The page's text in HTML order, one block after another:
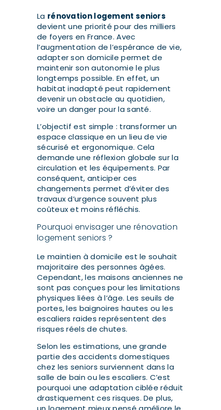
La rénovation logement seniors
devient une priorité pour des milliers
de foyers en France. Avec
l’augmentation de l’espérance de vie,
adapter son domicile permet de
maintenir son autonomie le plus
longtemps possible. En effet, un
habitat inadapté peut rapidement
devenir un obstacle au quotidien,
voire un danger pour la santé.
L’objectif est simple : transformer un
espace classique en un lieu de vie
sécurisé et ergonomique. Cela
demande une réflexion globale sur la
circulation et les équipements. Par
conséquent, anticiper ces
changements permet d’éviter des
travaux d’urgence souvent plus
coûteux et moins réfléchis.
Pourquoi envisager une rénovation
logement seniors ?
Le maintien à domicile est le souhait
majoritaire des personnes âgées.
Cependant, les maisons anciennes ne
sont pas conçues pour les limitations
physiques liées à l’âge. Les seuils de
portes, les baignoires hautes ou les
escaliers raides représentent des
risques réels de chutes.
Selon les estimations, une grande
partie des accidents domestiques
chez les seniors surviennent dans la
salle de bain ou les escaliers. C’est
pourquoi une adaptation ciblée réduit
drastiquement ces risques. De plus,